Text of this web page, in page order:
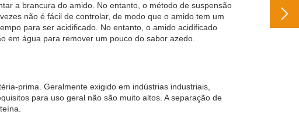
a brancura do amido. No entanto, o método de suspensão
não é fácil de controlar, de modo que o amido tem um
para ser acidificado. No entanto, o amido acidificado
em água para remover um pouco do sabor azedo.
prima. Geralmente exigido em indústrias industriais,
para uso geral não são muito altos. A separação de
